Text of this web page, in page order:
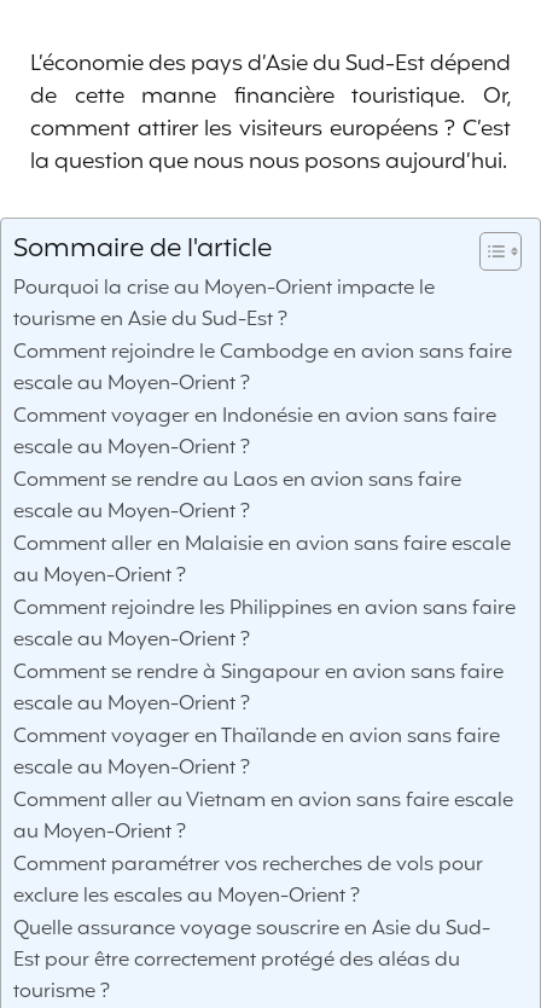
L’économie des pays d’Asie du Sud-Est dépend
de cette manne financière touristique. Or,
comment attirer les visiteurs européens ? C’est
la question que nous nous posons aujourd’hui.
Sommaire de l'article
Pourquoi la crise au Moyen-Orient impacte le
tourisme en Asie du Sud-Est ?
Comment rejoindre le Cambodge en avion sans faire
escale au Moyen-Orient ?
Comment voyager en Indonésie en avion sans faire
escale au Moyen-Orient ?
Comment se rendre au Laos en avion sans faire
escale au Moyen-Orient ?
Comment aller en Malaisie en avion sans faire escale
au Moyen-Orient ?
Comment rejoindre les Philippines en avion sans faire
escale au Moyen-Orient ?
Comment se rendre à Singapour en avion sans faire
escale au Moyen-Orient ?
Comment voyager en Thaïlande en avion sans faire
escale au Moyen-Orient ?
Comment aller au Vietnam en avion sans faire escale
au Moyen-Orient ?
Comment paramétrer vos recherches de vols pour
exclure les escales au Moyen-Orient ?
Quelle assurance voyage souscrire en Asie du Sud-
Est pour être correctement protégé des aléas du
tourisme ?